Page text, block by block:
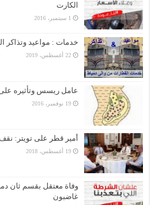
الكارت
1 سبتمبر، 2016
خدمات : مواعيد وتذاكر
22 أغسطس، 2019
عامل ريسس وتأثيره
19 نوفمبر، 2016
أمير قطر على تويتر: نقف
19 أغسطس، 2018
وفاة معتقل بقسم ثان
غاضبون